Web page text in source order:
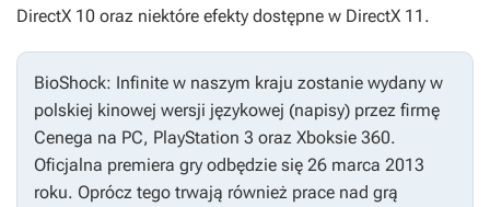
DirectX 10 oraz niektóre efekty dostępne w DirectX 11.
BioShock: Infinite w naszym kraju zostanie wydany w
polskiej kinowej wersji językowej (napisy) przez firmę
Cenega na PC, PlayStation 3 oraz Xboksie 360.
Oficjalna premiera gry odbędzie się 26 marca 2013
roku. Oprócz tego trwają również prace nad grą